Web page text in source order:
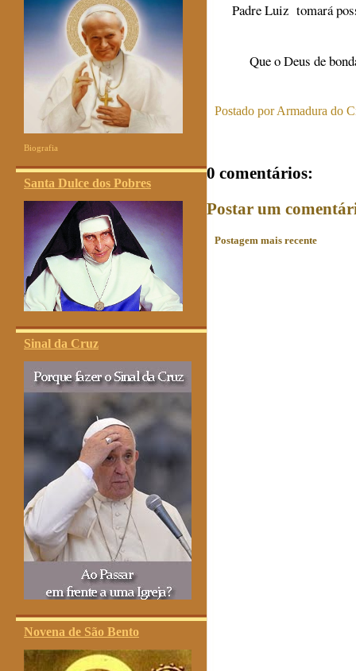
Biografia
Santa Dulce dos Pobres
Sinal da Cruz
Novena de São Bento
Padre Luiz tomará
Que o Deus de
Postado porArmadura do
0 comentários:
Postar um
Postagem mais recente